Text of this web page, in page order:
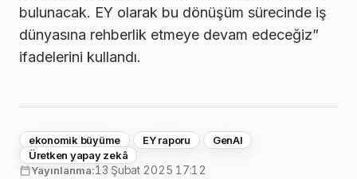
bulunacak. EY olarak bu dönüşüm sürecinde iş
dünyasına rehberlik etmeye devam edeceğiz”
ifadelerini kullandı.
ekonomik büyüme EY raporu
GenAI
Üretken yapay zekâ
Yayınlanma:13 Şubat 2025 17:12